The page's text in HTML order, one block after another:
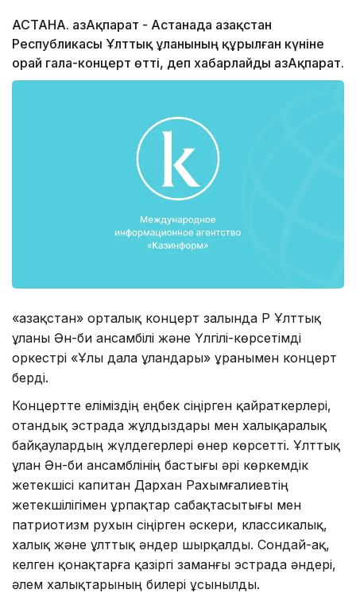
АСТАНА. ҚазАқпарат - Астанада Қазақстан
Республикасы Ұлттық ұланының құрылған күніне
орай гала-концерт өтті, деп хабарлайды ҚазАқпарат.
«Қазақстан» орталық концерт залында ҚР Ұлттық
ұланы Ән-би ансамбілі және Үлгілі-көрсетімді
оркестрі «Ұлы дала ұландары» ұранымен концерт
берді.
Концертте еліміздің еңбек сіңірген қайраткерлері,
отандық эстрада жұлдыздары мен халықаралық
байқаулардың жүлдегерлері өнер көрсетті. Ұлттық
ұлан Ән-би ансамблінің бастығы әрі көркемдік
жетекшісі капитан Дархан Рахымғалиевтің
жетекшілігімен ұрпақтар сабақтасытығы мен
патриотизм рухын сіңірген әскери, классикалық,
халық және ұлттық әндер шырқалды. Сондай-ақ,
келген қонақтарға қазіргі заманғы эстрада әндері,
әлем халықтарының билері ұсынылды.